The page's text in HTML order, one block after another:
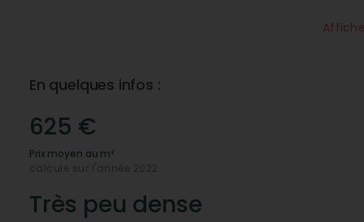
La connectivité : un point fort à
optiqueet l'ADSL , ce qui garantit un accès rapide et
Quelle est l'offre de services
Bien que Champigny-sous-Varennes soit un petit
confort de vie de ses habitants. On y trouve une
locaux participent à la vie communautaire et offrent
quotidien sans avoir besoin de se déplacer loin.
En quelques infos :
625 €
Prix moyen au m²
calculé sur l'année 2022
Très peu dense